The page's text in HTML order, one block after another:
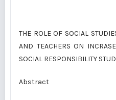
THE ROLE OF SOCIAL
AND TEACHERS ON
SOCIAL RESPONSIBILITY
Abstract